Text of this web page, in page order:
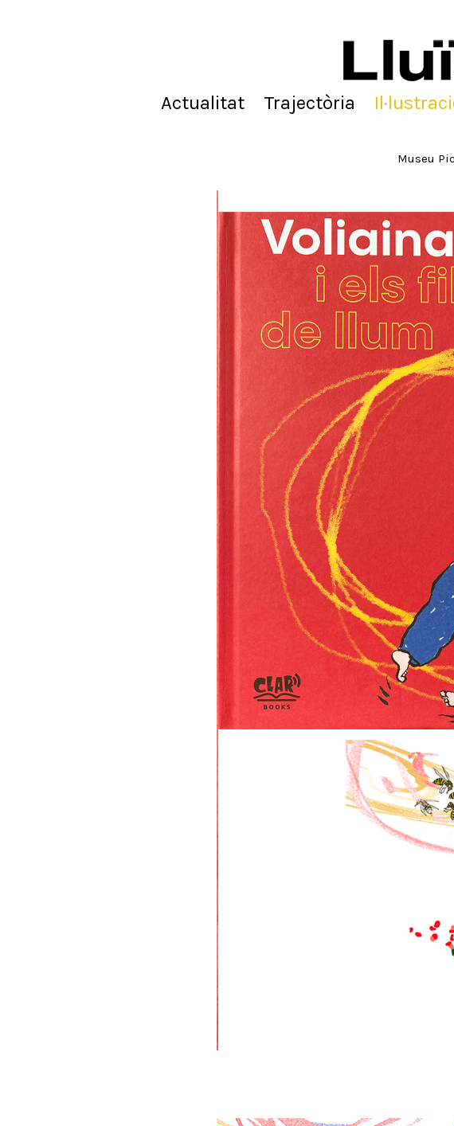
Actualitat Trajectòria
Museu